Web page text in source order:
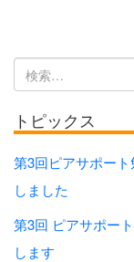
検
索:
トピックス
第3回ピアサポー
しました
第3回 ピアサポー
します